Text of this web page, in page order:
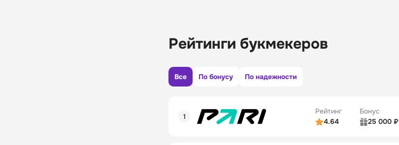
Рейтинги букмекеров
Все По бонусу По надежности
Рейтинг
4.64
Бонус
25 000 ₽